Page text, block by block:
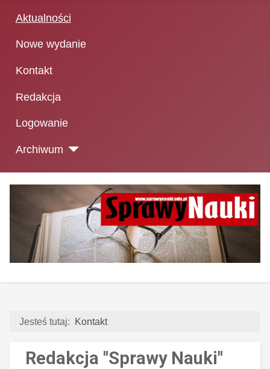
Aktualności
Nowe wydanie
Kontakt
Redakcja
Logowanie
Archiwum
Jesteś tutaj: Kontakt
Redakcja "Sprawy Nauki"